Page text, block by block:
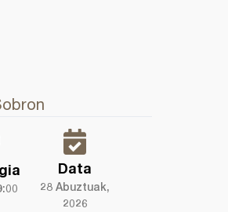
Data
28 Abuztuak,
2026